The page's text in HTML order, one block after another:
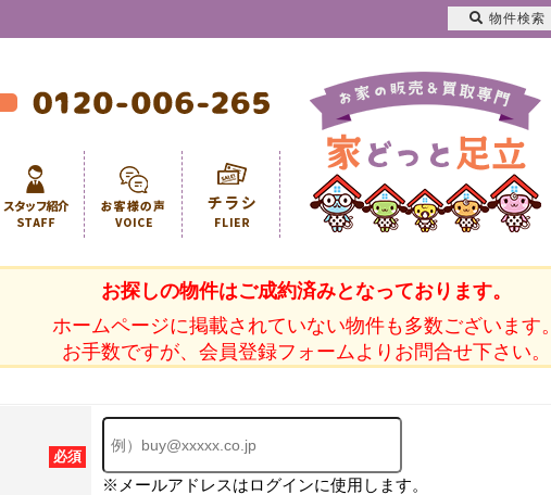
お探しの物件はご成約済みとなっております。
ホームページに掲載されていない物件も多数ございます。
お手数ですが、会員登録フォームよりお問合せ下さい。
必須
※メールアドレスはログインに使用します。
物件検索